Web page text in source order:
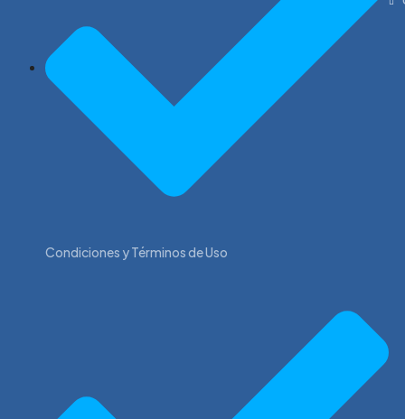
Condiciones y Términos de Uso